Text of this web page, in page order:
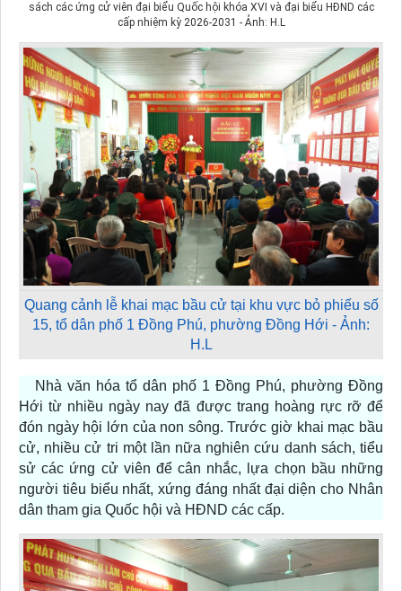
sách các ứng cử viên đại biểu Quốc hội khóa XVI và đại biểu HĐND các
cấp nhiệm kỳ 2026-2031 - Ảnh: H.L
Quang cảnh lễ khai mạc bầu cử tại khu vực bỏ phiếu số
15, tổ dân phố 1 Đồng Phú, phường Đồng Hới - Ảnh:
H.L
Nhà văn hóa tổ dân phố 1 Đồng Phú, phường Đồng
Hới từ nhiều ngày nay đã được trang hoàng rực rỡ để
đón ngày hội lớn của non sông. Trước giờ khai mạc bầu
cử, nhiều cử tri một lần nữa nghiên cứu danh sách, tiểu
sử các ứng cử viên để cân nhắc, lựa chọn bầu những
người tiêu biểu nhất, xứng đáng nhất đại diện cho Nhân
dân tham gia Quốc hội và HĐND các cấp.